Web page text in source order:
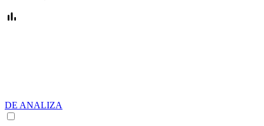
DE ANALIZA